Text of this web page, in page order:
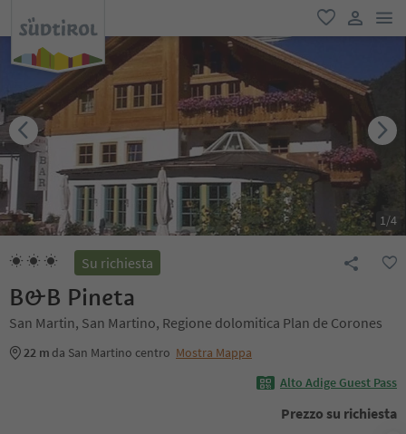
favoriti
user link
1/4
Su richiesta
B&B Pineta
San Martin, San Martino, Regione dolomitica Plan de Corones
22 m da San Martino centro Mostra Mappa
Alto Adige Guest Pass
Prezzo su richiesta